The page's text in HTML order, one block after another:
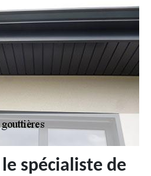
spécialiste de